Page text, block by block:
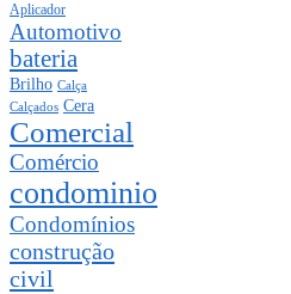
Aplicador
Automotivo
bateria
Brilho Calça
Calçados Cera
Comercial
Comércio
condominio
Condomínios
construção
civil